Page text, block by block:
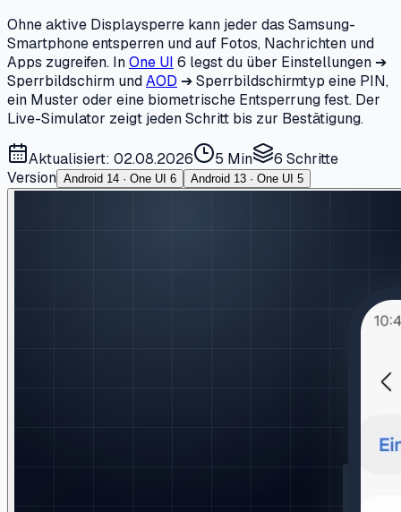
Ohne aktive Displaysperre kann jeder das Samsung-
Smartphone entsperren und auf Fotos, Nachrichten und
Apps zugreifen. InOne UI 6 legst du über Einstellungen ➔
Sperrbildschirm undAOD ➔ Sperrbildschirmtyp eine PIN,
ein Muster oder eine biometrische Entsperrung fest. Der
Live-Simulator zeigt jeden Schritt bis zur Bestätigung.
Aktualisiert: 02.08.2026 5 Min 6 Schritte
Version Android 14 · One UI 6 Android 13 · One UI 5